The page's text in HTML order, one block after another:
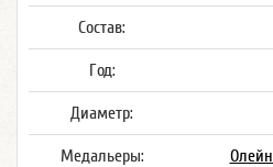
Состав:
Год:
Диаметр:
Медальеры: